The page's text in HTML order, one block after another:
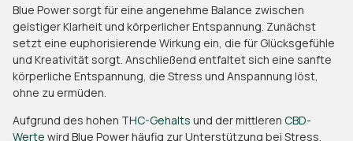
Blue Power sorgt für eine angenehme Balance zwischen
geistiger Klarheit und körperlicher Entspannung. Zunächst
setzt eine euphorisierende Wirkung ein, die für Glücksgefühle
und Kreativität sorgt. Anschließend entfaltet sich eine sanfte
körperliche Entspannung, die Stress und Anspannung löst,
ohne zu ermüden.
Aufgrund des hohen THC-Gehalts und der mittleren CBD-
Werte wird Blue Power häufig zur Unterstützung bei Stress,